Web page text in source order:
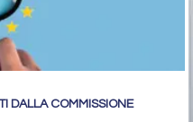
DALLA COMMISSIONE